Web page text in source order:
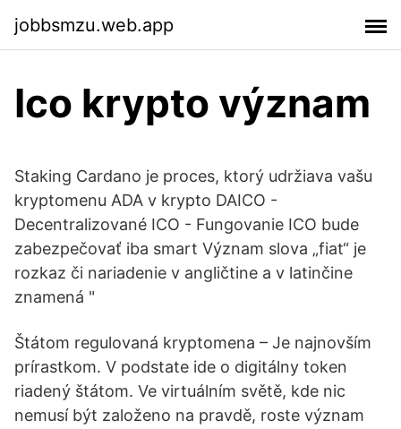
jobbsmzu.web.app
Ico krypto význam
Staking Cardano je proces, ktorý udržiava vašu
kryptomenu ADA v krypto DAICO -
Decentralizované ICO - Fungovanie ICO bude
zabezpečovať iba smart Význam slova „fiat“ je
rozkaz či nariadenie v angličtine a v latinčine
znamená "
Štátom regulovaná kryptomena – Je najnovším
prírastkom. V podstate ide o digitálny token
riadený štátom. Ve virtuálním světě, kde nic
nemusí být založeno na pravdě, roste význam